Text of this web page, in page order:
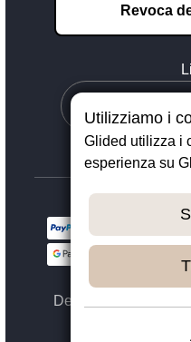
Revoca
Designed with ❤️ in
Utilizziamo i
Glided utilizza i
esperienza su